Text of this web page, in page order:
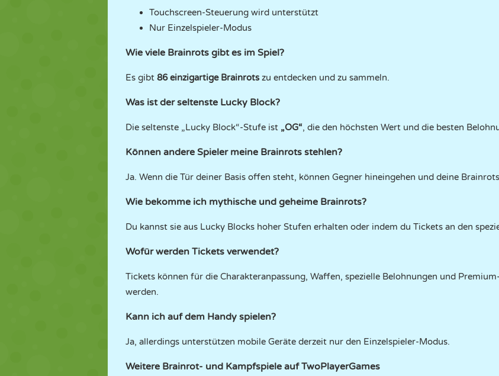
Touchscreen-Steuerung wird unterstützt
Nur Einzelspieler-Modus
Wie viele Brainrots gibt es im Spiel?
Es gibt 86 einzigartige Brainrotszu entdecken und zu sammeln.
Was ist der seltenste Lucky Block?
Die seltenste „Lucky Block“-Stufe ist „OG“, die den höchsten Wert und die besten
Können andere Spieler meine Brainrots stehlen?
Ja. Wenn die Tür deiner Basis offen steht, können Gegner hineingehen und deine
Wie bekomme ich mythische und geheime Brainrots?
Du kannst sie aus Lucky Blocks hoher Stufen erhalten oder indem du Tickets an den
Wofür werden Tickets verwendet?
Tickets können für die Charakteranpassung, Waffen, spezielle Belohnungen und
werden.
Kann ich auf dem Handy spielen?
Ja, allerdings unterstützen mobile Geräte derzeit nur den Einzelspieler-Modus.
Weitere Brainrot- und Kampfspiele auf TwoPlayerGames